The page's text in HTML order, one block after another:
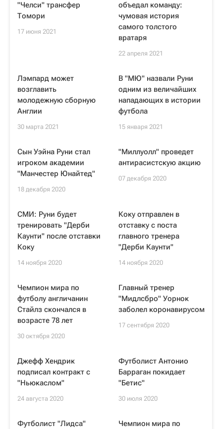
"Челси" трансфер
Томори
17 июня 2021
объедал команду:
чумовая история
самого толстого
вратаря
22 апреля 2021
Лэмпард может
возглавить
молодежную сборную
Англии
30 марта 2021
В "МЮ" назвали Руни
одним из величайших
нападающих в истории
футбола
15 января 2021
Сын Уэйна Руни стал
игроком академии
"Манчестер Юнайтед"
18 декабря 2020
"Миллуолл" проведет
антирасистскую акцию
07 декабря 2020
СМИ: Руни будет
тренировать "Дерби
Каунти" после отставки
Коку
14 ноября 2020
Коку отправлен в
отставку с поста
главного тренера
"Дерби Каунти"
14 ноября 2020
Чемпион мира по
футболу англичанин
Стайлз скончался в
возрасте 78 лет
30 октября 2020
Главный тренер
"Мидлсбро" Уорнок
заболел коронавирусом
17 сентября 2020
Джефф Хендрик
подписал контракт с
"Ньюкаслом"
24 августа 2020
Футболист Антонио
Барраган покидает
"Бетис"
30 июля 2020
Футболист "Лидса"
Чемпион мира по